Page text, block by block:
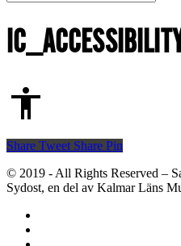
Share Tweet Share Pin
© 2019 - All Rights Reserved –
Sydost, en del av Kalmar Läns